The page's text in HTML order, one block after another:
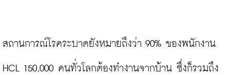
สถานการณ์โรคระบาดยังหมายถึงว่า 90% ของพนักงาน
HCL 150,000 คนทั่วโลกต้องทำงานจากบ้าน ซึ่งก็รวมถึง